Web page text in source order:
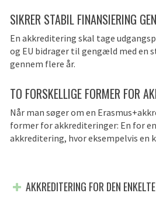
SIKRER STABIL FINANSIERING
En akkreditering skal tage
og EU bidrager til gengæld med
gennem flere år.
TO FORSKELLIGE FORMER FOR
Når man søger om en
former for akkrediteringer: En for
akkreditering, hvoreksempelvis en
AKKREDITERING FOR DEN